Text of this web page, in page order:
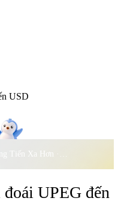
USD
Vượt Qua Băng Giá, Cùng Tiến Xa Hơn ·500.000
UPEG đến